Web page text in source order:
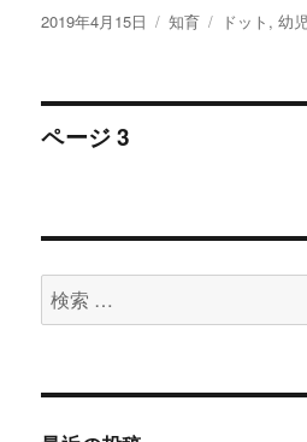
投
2019年4月15日
カ
リ
知育
タ
ドット ,幼
投
ナ
ビ
ー
ページ3
検
索
象: